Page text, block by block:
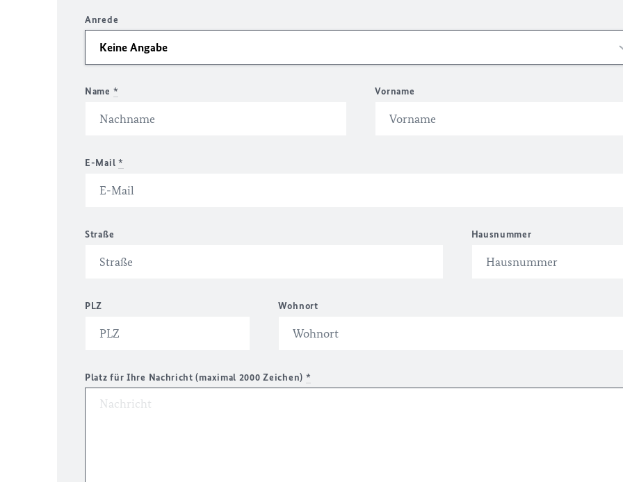
Anrede
Name * Vorname
E-Mail *
Straße Hausnummer
PLZ Wohnort
Platz für Ihre Nachricht (maximal 2000 Zeichen) *